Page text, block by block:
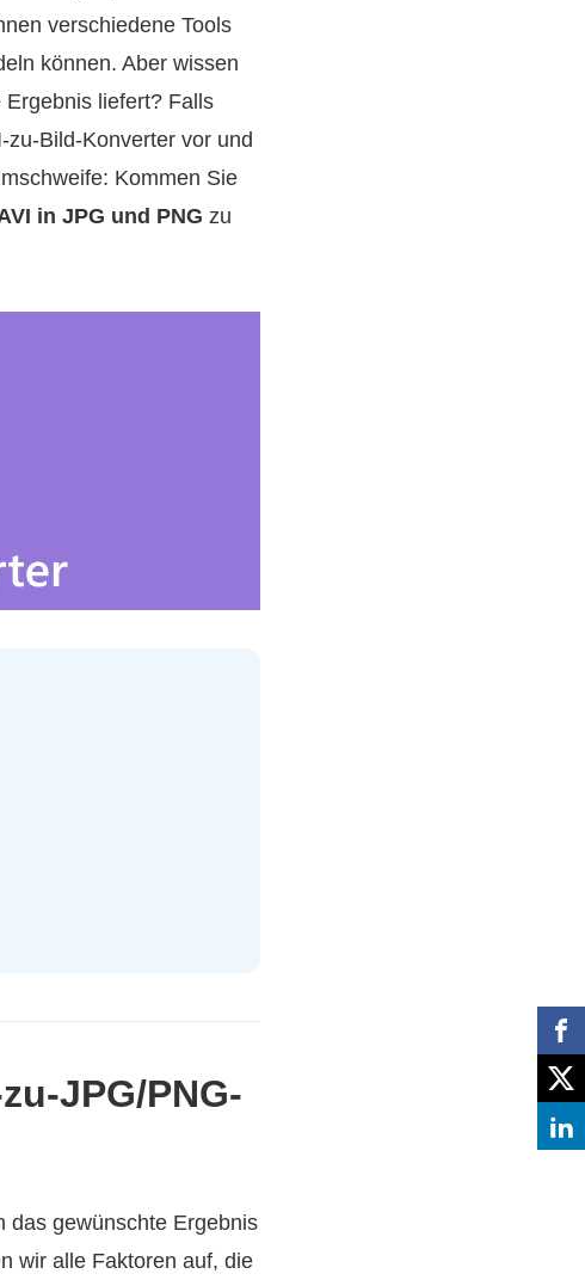
verschiedene Tools
können. Aber wissen
liefert? Falls
Bild-Konverter vor und
Kommen Sie
in JPG und PNG zu
JPG/PNG-
das gewünschte Ergebnis
wir alle Faktoren auf, die